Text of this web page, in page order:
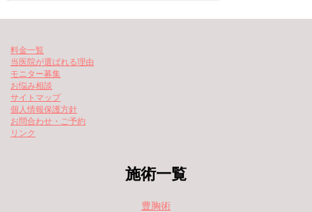
料金一覧
当医院が選ばれる理由
モニター募集
お悩み相談
サイトマップ
個人情報保護方針
お問合わせ・ご予約
リンク
施術一覧
豊胸術